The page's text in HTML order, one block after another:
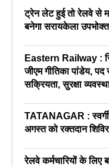
ट्रेन लेट हुई तो रेलवे से
बनेगा सरायकेला
Eastern Railway :
जीएम गीतिका पांडेय,
सक्रियता, सुरक्षा
TATANAGAR :
अगस्त को रक्तदान शिविर
रेलवे कर्मचारियों के लिए